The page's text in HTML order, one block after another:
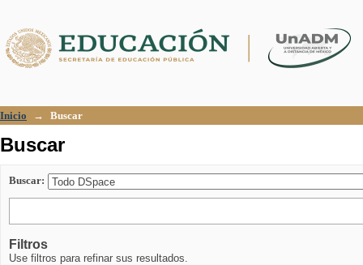
Inicio → Buscar
Buscar
Buscar:
Filtros
Use filtros para refinar sus resultados.